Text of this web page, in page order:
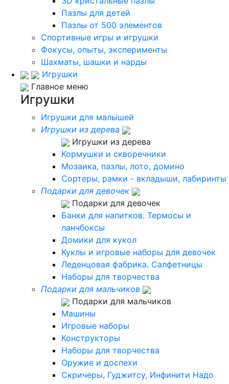
Пазлы для детей
Пазлы от 500 элементов
Спортивные игры и игрушки
Фокусы, опыты, эксперименты
Шахматы, шашки и нарды
Игрушки
Главное меню
Игрушки
Игрушки для малышей
Игрушки из дерева
Игрушки из дерева
Кормушки и скворечники
Мозаика, пазлы, лото, домино
Сортеры, рамки - вкладыши, лабиринты
Подарки для девочек
Подарки для девочек
Банки для напитков. Термосы и
ланчбоксы
Домики для кукол
Куклы и игровые наборы для девочек
Леденцовая фабрика. Салфетницы
Наборы для творчества
Подарки для мальчиков
Подарки для мальчиков
Машины
Игровые наборы
Конструкторы
Наборы для творчества
Оружие и доспехи
Скричеры, Гуджитсу, Инфинити Надо